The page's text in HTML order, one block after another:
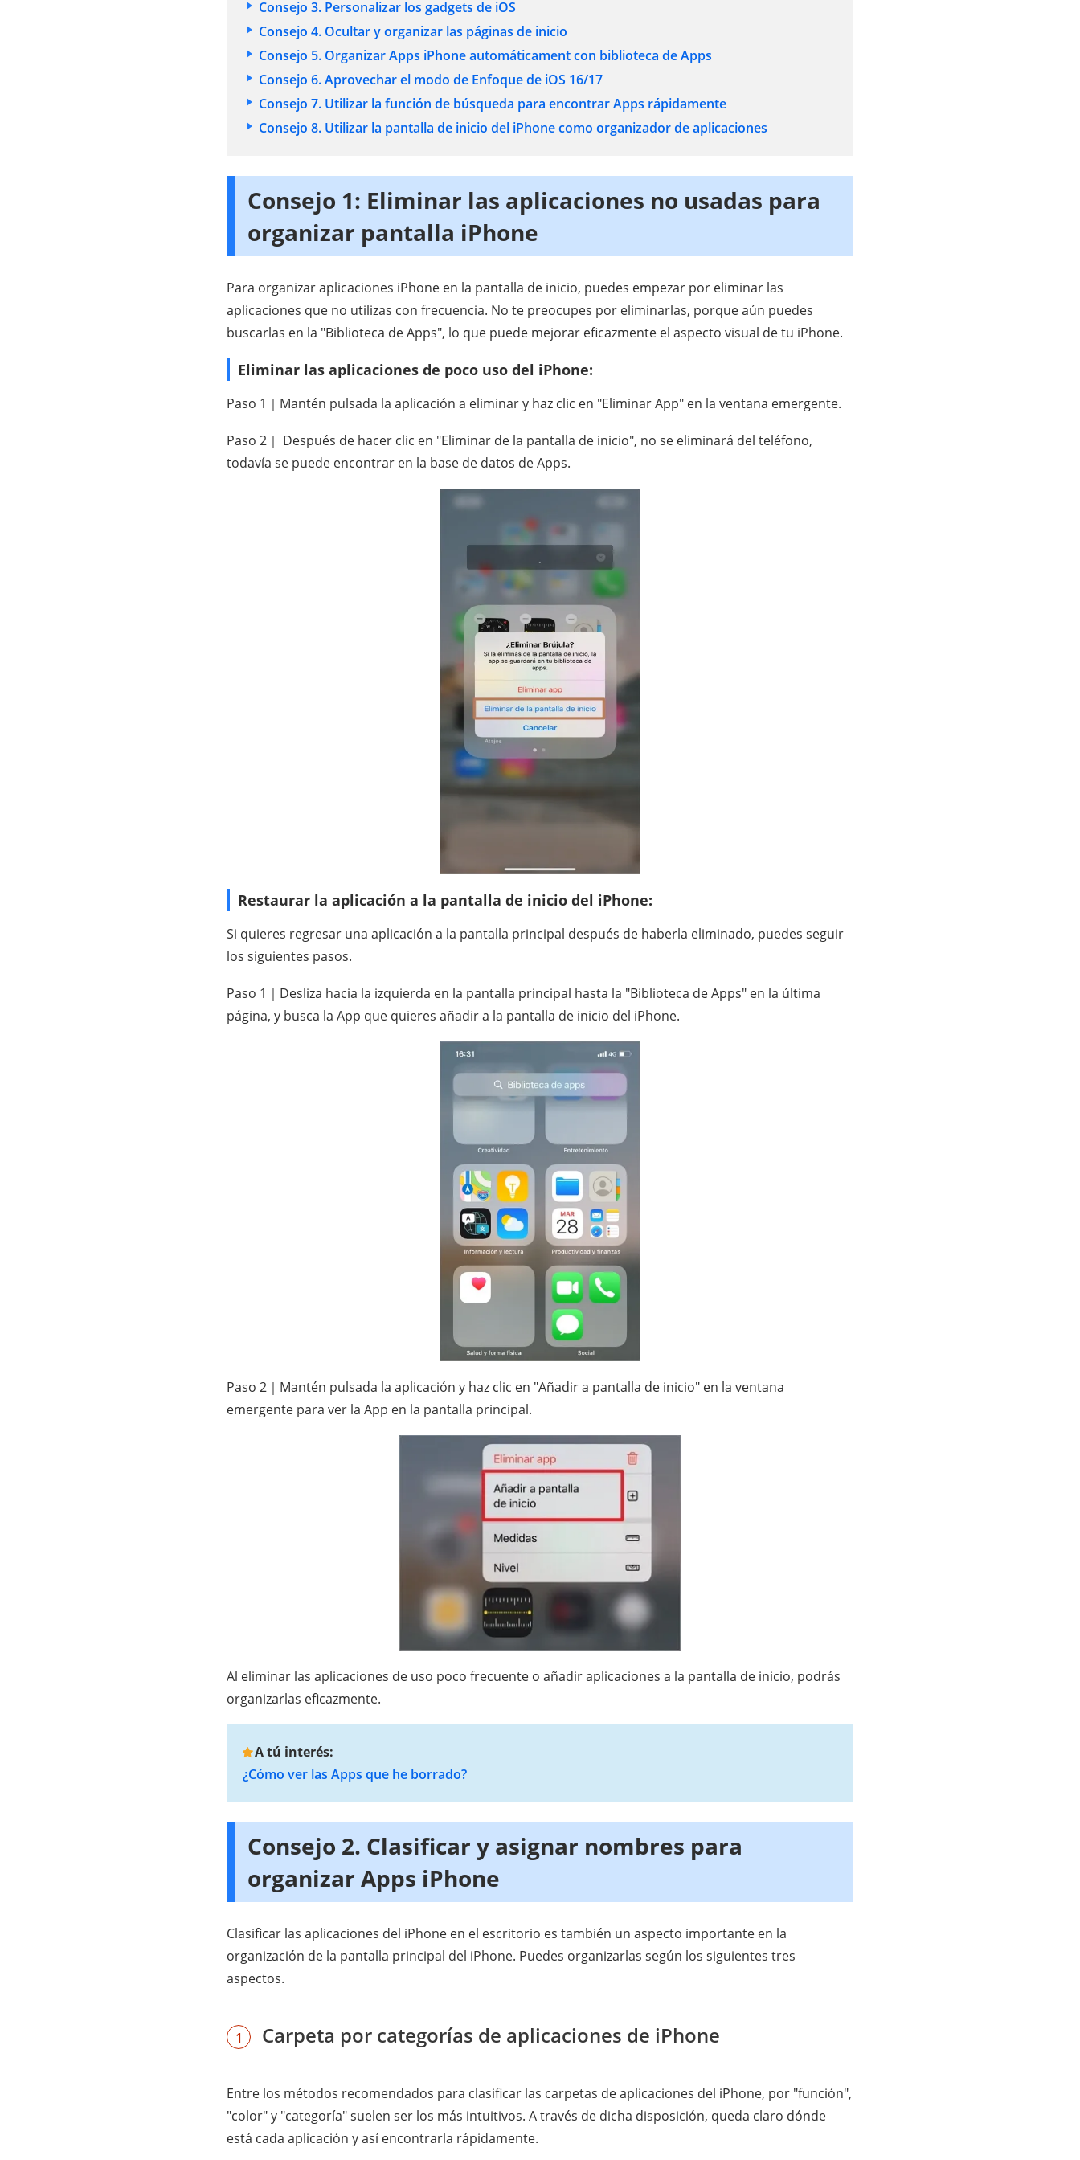
Consejo 3. Personalizar los gadgets de iOS
Consejo 4. Ocultar y organizar las páginas de inicio
Consejo 5. Organizar Apps iPhone automáticament con biblioteca de Apps
Consejo 6. Aprovechar el modo de Enfoque de iOS 16/17
Consejo 7. Utilizar la función de búsqueda para encontrar Apps rápidamente
Consejo 8. Utilizar la pantalla de inicio del iPhone como organizador de aplicaciones
Consejo 1: Eliminar las aplicaciones no usadas para
organizar pantalla iPhone
Para organizar aplicaciones iPhone en la pantalla de inicio, puedes empezar por eliminar las
aplicaciones que no utilizas con frecuencia. No te preocupes por eliminarlas, porque aún puedes
buscarlas en la "Biblioteca de Apps", lo que puede mejorar eficazmente el aspecto visual de tu iPhone.
Eliminar las aplicaciones de poco uso del iPhone:
Paso 1｜Mantén pulsada la aplicación a eliminar y haz clic en "Eliminar App" en la ventana emergente.
Paso 2｜ Después de hacer clic en "Eliminar de la pantalla de inicio", no se eliminará del teléfono,
todavía se puede encontrar en la base de datos de Apps.
Restaurar la aplicación a la pantalla de inicio del iPhone:
Si quieres regresar una aplicación a la pantalla principal después de haberla eliminado, puedes seguir
los siguientes pasos.
Paso 1｜Desliza hacia la izquierda en la pantalla principal hasta la "Biblioteca de Apps" en la última
página, y busca la App que quieres añadir a la pantalla de inicio del iPhone.
Paso 2｜Mantén pulsada la aplicación y haz clic en "Añadir a pantalla de inicio" en la ventana
emergente para ver la App en la pantalla principal.
Al eliminar las aplicaciones de uso poco frecuente o añadir aplicaciones a la pantalla de inicio, podrás
organizarlas eficazmente.
A tú interés:
¿Cómo ver las Apps que he borrado?
Consejo 2. Clasificar y asignar nombres para
organizar Apps iPhone
Clasificar las aplicaciones del iPhone en el escritorio es también un aspecto importante en la
organización de la pantalla principal del iPhone. Puedes organizarlas según los siguientes tres
aspectos.
1 Carpeta por categorías de aplicaciones de iPhone
Entre los métodos recomendados para clasificar las carpetas de aplicaciones del iPhone, por "función",
"color" y "categoría" suelen ser los más intuitivos. A través de dicha disposición, queda claro dónde
está cada aplicación y así encontrarla rápidamente.